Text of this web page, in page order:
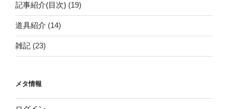
記事紹介(目次) (19)
道具紹介 (14)
雑記 (23)
メタ情報